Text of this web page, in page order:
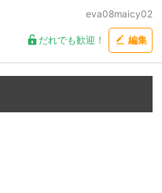
eva08maicy02
だれでも歓迎！ 編集